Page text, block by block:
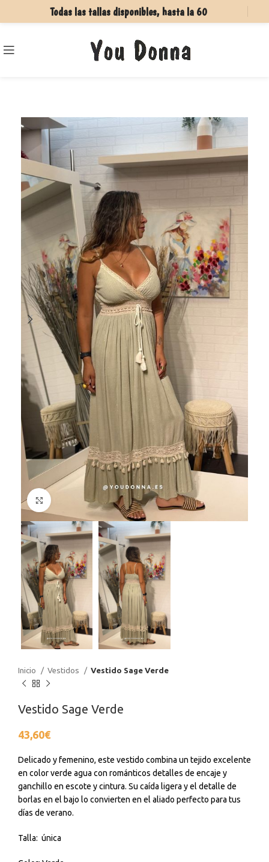
Todas las tallas disponibles, hasta la 60
Haga Click para agrandar
Inicio Vestidos Vestido Sage Verde
Vestido Sage Verde
43,60€
Delicado y femenino, este vestido combina un tejido excelente
en color verde agua con románticos detalles de encaje y
ganchillo en escote y cintura. Su caída ligera y el detalle de
borlas en el bajo lo convierten en el aliado perfecto para tus
días de verano.
Talla: única